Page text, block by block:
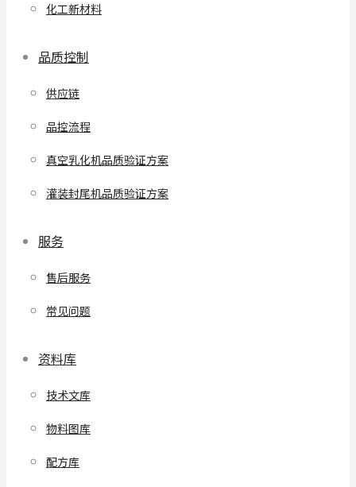
化工新材料
品质控制
供应链
品控流程
真空乳化机品质验证方案
灌装封尾机品质验证方案
服务
售后服务
常见问题
资料库
技术文库
物料图库
配方库